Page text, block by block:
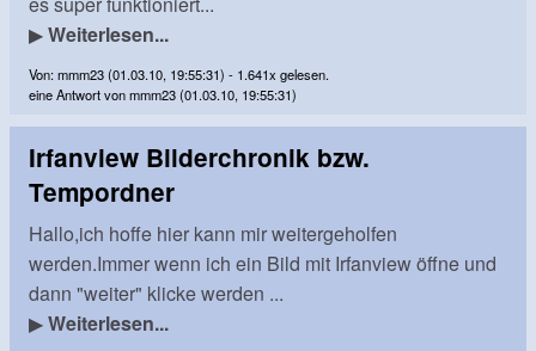
▶Weiterlesen...
Von: mmm23 (01.03.10, 19:55:31) - 1.641x gelesen.
eine Antwort von mmm23 (01.03.10, 19:55:31)
Irfanview Bilderchronik bzw.
Tempordner
Hallo,ich hoffe hier kann mir weitergeholfen
werden.Immer wenn ich ein Bild mit Irfanview öffne und
dann "weiter" klicke werden ...
▶Weiterlesen...